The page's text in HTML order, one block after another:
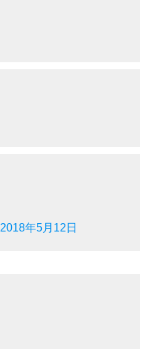
2018年5月12日